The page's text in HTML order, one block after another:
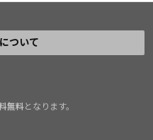
ついて
無料となります。